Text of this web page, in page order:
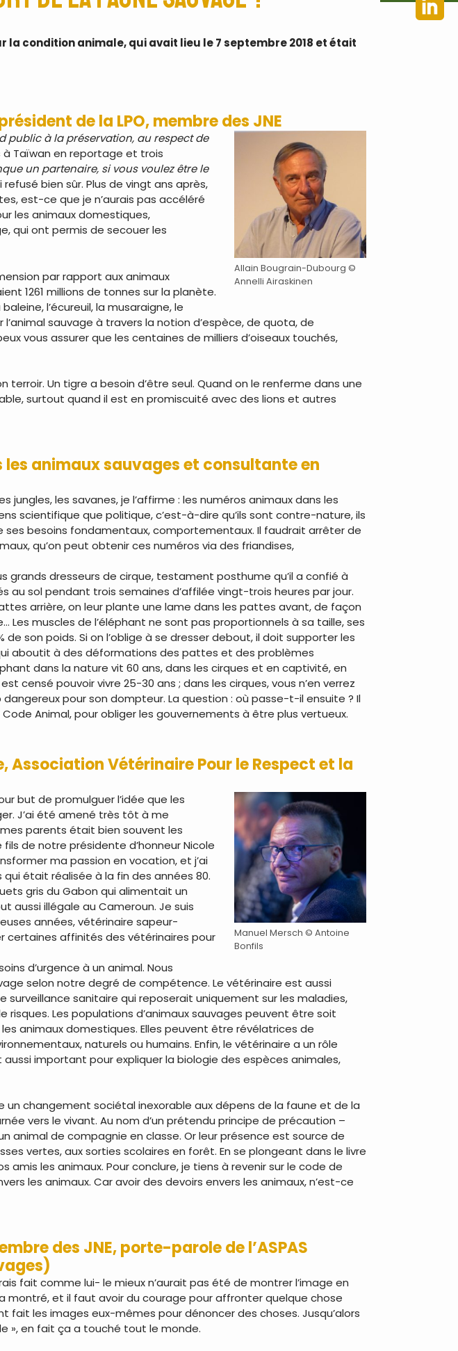
condition animale, qui avait lieu le 7 septembre 2018 et était
de la LPO, membre des JNE
Allain Bougrain-Dubourg ©
Annelli Airaskinen
public à la préservation, au respect de
à Taïwan en reportage et trois
un partenaire, si vous voulez être le
refusé bien sûr. Plus de vingt ans après,
est-ce que je n’aurais pas accéléré
les animaux domestiques,
qui ont permis de secouer les
par rapport aux animaux
1261 millions de tonnes sur la planète.
l’écureuil, la musaraigne, le
sauvage à travers la notion d’espèce, de quota, de
vous assurer que les centaines de milliers d’oiseaux touchés,
terroir. Un tigre a besoin d’être seul. Quand on le renferme dans une
surtout quand il est en promiscuité avec des lions et autres
animaux sauvages et consultante en
jungles, les savanes, je l’affirme : les numéros animaux dans les
scientifique que politique, c’est-à-dire qu’ils sont contre-nature, ils
ses besoins fondamentaux, comportementaux. Il faudrait arrêter de
qu’on peut obtenir ces numéros via des friandises,
grands dresseurs de cirque, testament posthume qu’il a confié à
au sol pendant trois semaines d’affilée vingt-trois heures par jour.
arrière, on leur plante une lame dans les pattes avant, de façon
Les muscles de l’éléphant ne sont pas proportionnels à sa taille, ses
son poids. Si on l’oblige à se dresser debout, il doit supporter les
aboutit à des déformations des pattes et des problèmes
dans la nature vit 60 ans, dans les cirques et en captivité, en
censé pouvoir vivre 25-30 ans ; dans les cirques, vous n’en verrez
pour son dompteur. La question : où passe-t-il ensuite ? Il
Animal, pour obliger les gouvernements à être plus vertueux.
Vétérinaire Pour le Respect et la
Manuel Mersch © Antoine
Bonfils
but de promulguer l’idée que les
J’ai été amené très tôt à me
parents était bien souvent les
de notre présidente d’honneur Nicole
ma passion en vocation, et j’ai
était réalisée à la fin des années 80.
gris du Gabon qui alimentait un
aussi illégale au Cameroun. Je suis
années, vétérinaire sapeur-
certaines affinités des vétérinaires pour
d’urgence à un animal. Nous
selon notre degré de compétence. Le vétérinaire est aussi
sanitaire qui reposerait uniquement sur les maladies,
Les populations d’animaux sauvages peuvent être soit
animaux domestiques. Elles peuvent être révélatrices de
naturels ou humains. Enfin, le vétérinaire a un rôle
important pour expliquer la biologie des espèces animales,
changement sociétal inexorable aux dépens de la faune et de la
vers le vivant. Au nom d’un prétendu principe de précaution –
animal de compagnie en classe. Or leur présence est source de
vertes, aux sorties scolaires en forêt. En se plongeant dans le livre
les animaux. Pour conclure, je tiens à revenir sur le code de
les animaux. Car avoir des devoirs envers les animaux, n’est-ce
des JNE, porte-parole de l’ASPAS
fait comme lui- le mieux n’aurait pas été de montrer l’image en
montré, et il faut avoir du courage pour affronter quelque chose
fait les images eux-mêmes pour dénoncer des choses. Jusqu’alors
», en fait ça a touché tout le monde.